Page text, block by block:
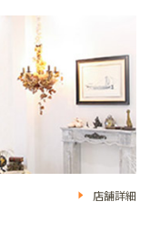
店舗詳細